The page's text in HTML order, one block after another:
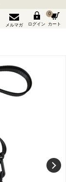
メルマガ ログイン
0
カート